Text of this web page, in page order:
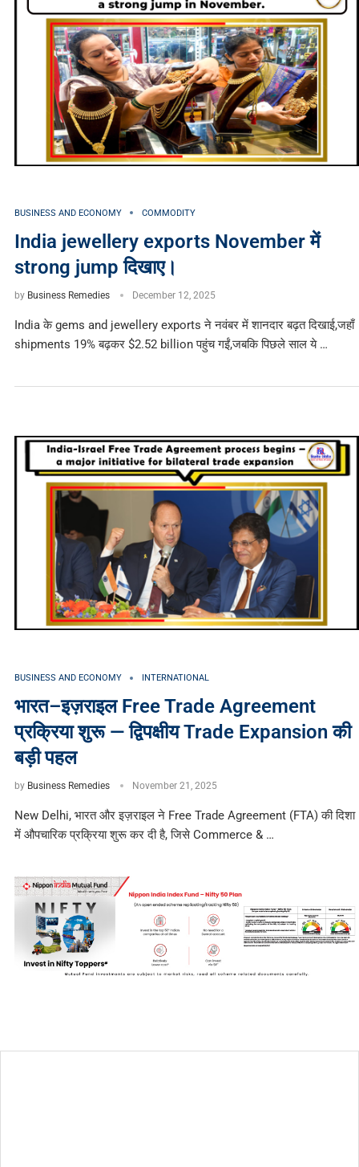
BUSINESS AND ECONOMY COMMODITY
India jewellery exports November में
strong jump दिखाए।
by Business Remedies December 12, 2025
India के gems and jewellery exports ने नवंबर में शानदार बढ़त दिखाई,जहाँ
shipments 19% बढ़कर $2.52 billion पहुंच गईं,जबकि पिछले साल ये …
BUSINESS AND ECONOMY INTERNATIONAL
भारत–इज़राइल Free Trade Agreement
प्रक्रिया शुरू — द्विपक्षीय Trade Expansion की
बड़ी पहल
by Business Remedies November 21, 2025
New Delhi, भारत और इज़राइल ने Free Trade Agreement (FTA) की दिशा
में औपचारिक प्रक्रिया शुरू कर दी है, जिसे Commerce & …